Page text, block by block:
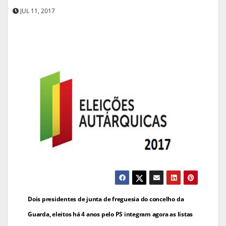
JUL 11, 2017
Navegação
de
Dois presidentes de junta de freguesia do concelho da
Guarda, eleitos há 4 anos pelo PS integram agora as listas